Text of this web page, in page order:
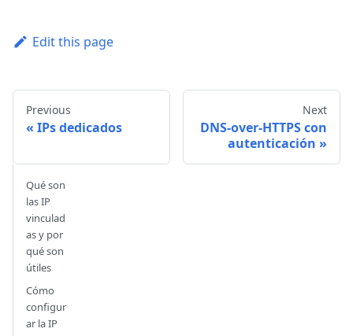
Edit this page
Previous
IPs dedicados
Next
DNS-over-HTTPS con
autenticación
Qué son
las IP
vinculad
as y por
qué son
útiles
Cómo
configur
ar la IP